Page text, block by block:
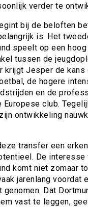
verder te
bij de beloften
is. Het
speelt op een
tussen de
krijgt Jesper de kans
de hogere
en de
Europese club.
ontwikkeling
transfer een
De interesse
komt niet zomaar
jarenlang voordat
Dat
vast te leggen,